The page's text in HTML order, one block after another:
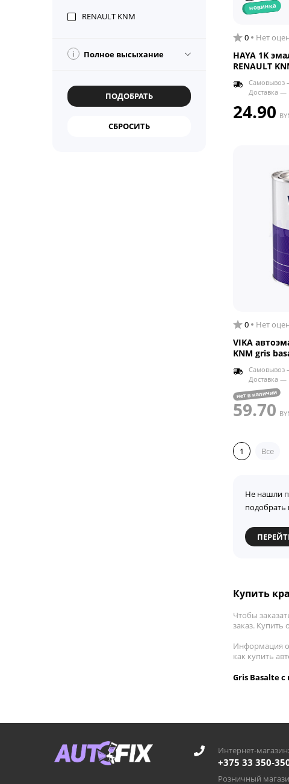
RENAULT KNM
i Полное высыхание
новинка
0 Нет
HAYA 1K
RENAULT
Самовывоз
Доставка —
24.90
0 Нет
VIKA
KNM gris
Самовывоз
Доставка —
нет в наличии
59.70
1 Все
Не нашли
подобрать
Купить
Чтобы
заказ. Купить
Информация о
как купить
Gris Basalte с
Интернет-магазин:
+375 33 350-
Розничный